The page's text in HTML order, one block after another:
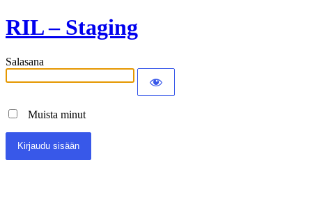
RIL – Staging
Salasana
Muista minut